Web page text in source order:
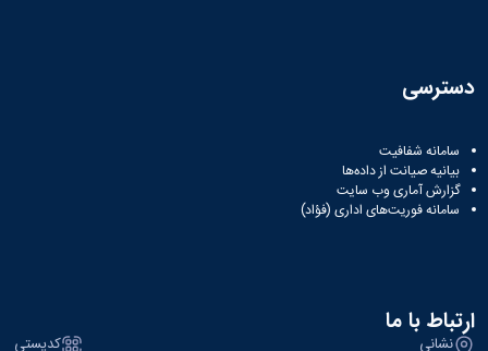
دسترسی
سامانه شفافیت
بیانیه صیانت از داده‌ها
گزارش آماری وب‌ سایت
سامانه فوریت‌های اداری (فؤاد)
ارتباط با ما
نشانی کدپستی